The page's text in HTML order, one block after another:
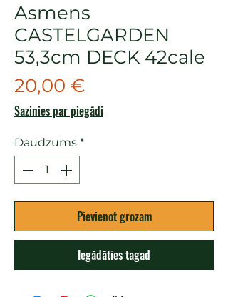
Asmens
CASTELGARDEN
53,3cm DECK 42cale
20,00 €
Sazinies par piegādi
Daudzums *
Pievienot grozam
Iegādāties tagad